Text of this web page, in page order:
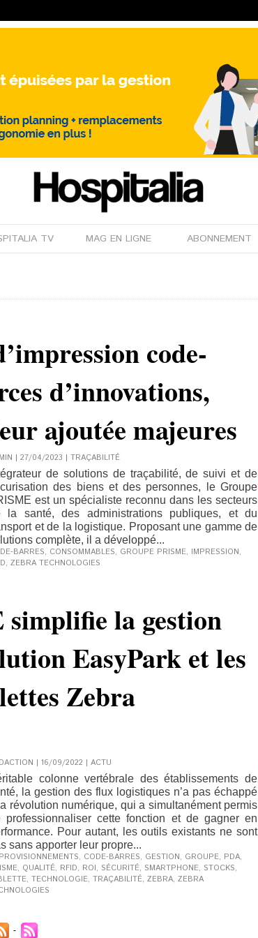
TV MAG EN LIGNE ABONNEMENT
code-
d’innovations,
ajoutée majeures
| 27/04/2023 | TRAÇABILITÉ
de solutions de traçabilité, de suivi et de
des biens et des personnes, le Groupe
est un spécialiste reconnu dans les secteurs
la santé, des administrations publiques, et du
et de la logistique. Proposant une gamme de
complète, il a développé...
BARRES, CONSOMMABLES, GROUPE PRISME, IMPRESSION,
, ZEBRA TECHNOLOGIES
la gestion
EasyPark et les
Zebra
| 16/09/2022 | ACTU
colonne vertébrale des établissements de
la gestion des flux logistiques n’a pas échappé
révolution numérique, qui a simultanément permis
professionnaliser cette fonction et de gagner en
Pour autant, les outils existants ne sont
sans apporter leur propre...
, CODE-BARRES, GESTION, GROUPE, PDA,
, QUALITÉ, RFID, ROI, SÉCURITÉ, SMARTPHONE, STOCKS,
, TECHNOLOGIE, TRAÇABILITÉ, ZEBRA, ZEBRA